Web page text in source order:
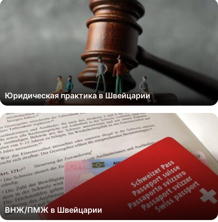
Юридическая практика в Швейцарии
ВНЖ/ПМЖ в Швейцарии